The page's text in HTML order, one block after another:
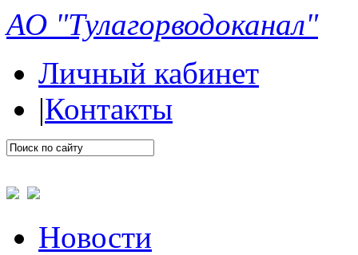
АО "Тулагорводоканал"
Личный кабинет
|Контакты
Новости